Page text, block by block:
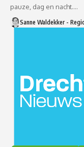
pauze, dag en nacht.…
Sanne Waldekker -